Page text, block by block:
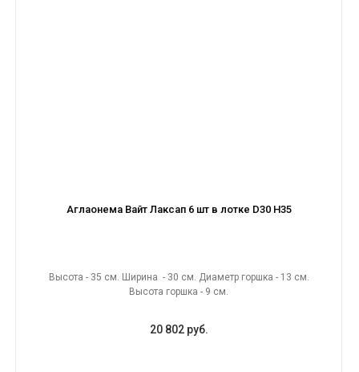
Аглаонема Вайт Лаксап 6 шт в лотке D30 H35
Высота - 35 см. Ширина - 30 см. Диаметр горшка - 13 см.
Высота горшка - 9 см.
20 802 руб.